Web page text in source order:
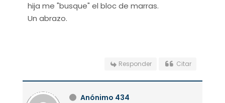
hija me "busque" el bloc de marras.
Un abrazo.
Responder Citar
Anónimo 434